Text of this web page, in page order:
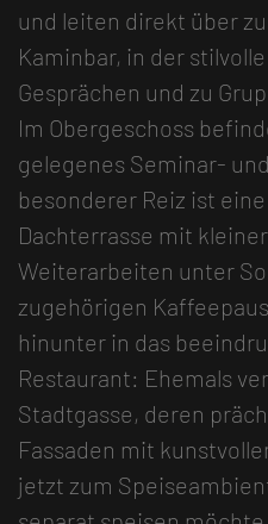
und leiten direkt über
Kaminbar, in der
Gesprächen und zu
Im Obergeschoss
gelegenes Seminar-
besonderer Reiz ist
Dachterrasse mit
Weiterarbeiten unter
zugehörigen
hinunter in das
Restaurant: Ehemals
Stadtgasse, deren
Fassaden mit
jetzt zum